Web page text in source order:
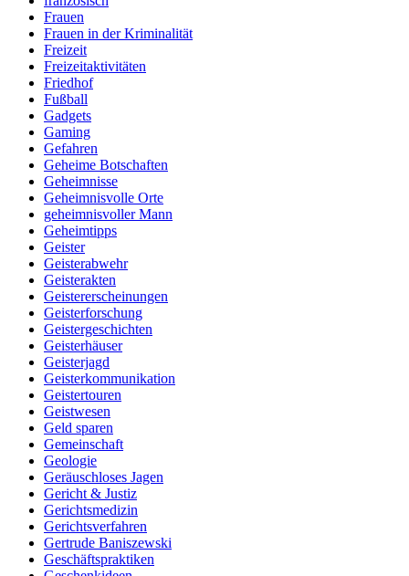
Frauen
Frauen in der Kriminalität
Freizeit
Freizeitaktivitäten
Friedhof
Fußball
Gadgets
Gaming
Gefahren
Geheime Botschaften
Geheimnisse
Geheimnisvolle Orte
geheimnisvoller Mann
Geheimtipps
Geister
Geisterabwehr
Geisterakten
Geistererscheinungen
Geisterforschung
Geistergeschichten
Geisterhäuser
Geisterjagd
Geisterkommunikation
Geistertouren
Geistwesen
Geld sparen
Gemeinschaft
Geologie
Geräuschloses Jagen
Gericht & Justiz
Gerichtsmedizin
Gerichtsverfahren
Gertrude Baniszewski
Geschäftspraktiken